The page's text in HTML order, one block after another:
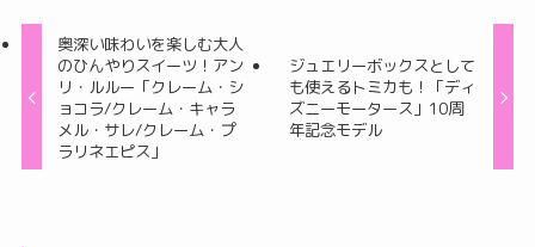
奥深い味わいを楽しむ大人
のひんやりスイーツ！アン
リ・ルルー「クレーム・シ
ョコラ/クレーム・キャラ
メル・サレ/クレーム・プ
ラリネエピス」
ジュエリーボックスとして
も使えるトミカも！「ディ
ズニーモータース」10周
年記念モデル